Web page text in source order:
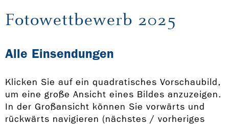
Fotowettbewerb 2025
Alle Einsendungen
Klicken Sie auf ein quadratisches Vorschaubild,
um eine große Ansicht eines Bildes anzuzeigen.
In der Großansicht können Sie vorwärts und
rückwärts navigieren (nächstes / vorheriges